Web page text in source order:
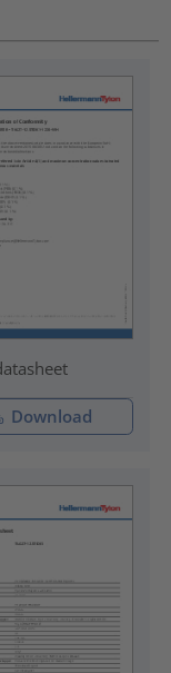
Download